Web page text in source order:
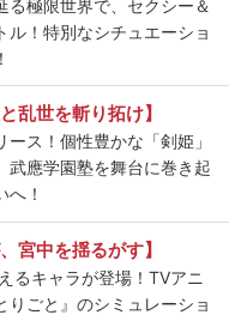
る極限世界で、セクシー＆
ル！特別なシチュエーショ
乱世を斬り拓け】
ース！個性豊かな「剣姫」
武應学園塾を舞台に巻き起
へ！
宮中を揺るがす】
るキャラが登場！TVアニ
りごと』のシミュレーショ